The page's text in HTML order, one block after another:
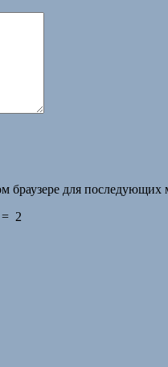
браузере для
= 2